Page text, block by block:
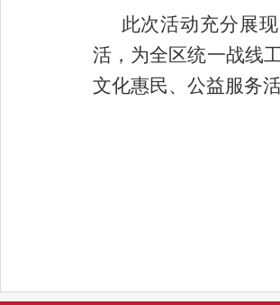
此次活动充分展
活，为全区统一战线
文化惠民、公益服务